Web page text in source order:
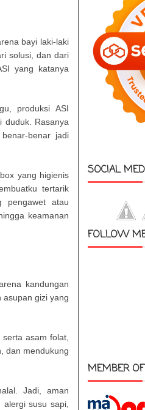
bayi laki-laki
solusi, dan dari
yang katanya
produksi ASI
duduk. Rasanya
benar jadi
yang higienis
tertarik
pengawet atau
keamanan
kandungan
asupan gizi yang
asam folat,
dan mendukung
Jadi, aman
alergi susu sapi,
SOCIAL
FOLLOW
MEMBER OF